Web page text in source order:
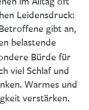
Leidensdruck:
gibt an,
belastende
Bürde für
viel Schlaf und
Warmes und
verstärken.